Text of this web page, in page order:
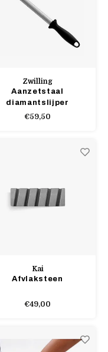
Zwilling
Aanzetstaal
diamantslijper
€59,50
Kai
Afvlaksteen
€49,00